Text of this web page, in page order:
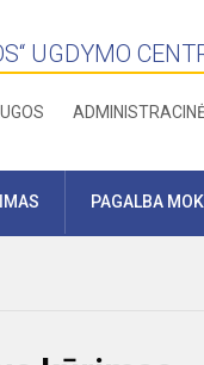
UGDYMO
PAGALBA